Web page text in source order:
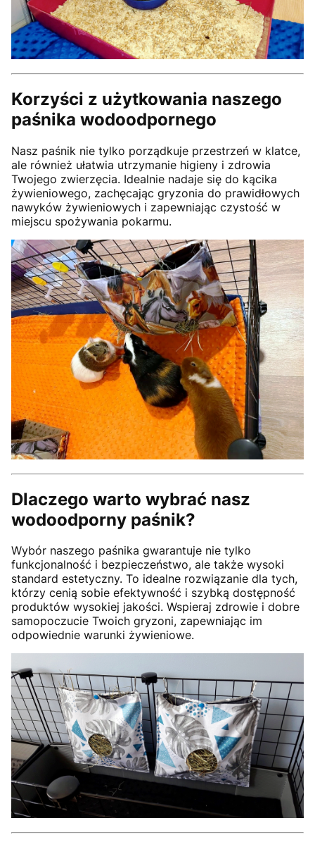
Korzyści z użytkowania naszego
paśnika wodoodpornego
Nasz paśnik nie tylko porządkuje przestrzeń w klatce,
ale również ułatwia utrzymanie higieny i zdrowia
Twojego zwierzęcia. Idealnie nadaje się do kącika
żywieniowego, zachęcając gryzonia do prawidłowych
nawyków żywieniowych i zapewniając czystość w
miejscu spożywania pokarmu.
Dlaczego warto wybrać nasz
wodoodporny paśnik?
Wybór naszego paśnika gwarantuje nie tylko
funkcjonalność i bezpieczeństwo, ale także wysoki
standard estetyczny. To idealne rozwiązanie dla tych,
którzy cenią sobie efektywność i szybką dostępność
produktów wysokiej jakości. Wspieraj zdrowie i dobre
samopoczucie Twoich gryzoni, zapewniając im
odpowiednie warunki żywieniowe.